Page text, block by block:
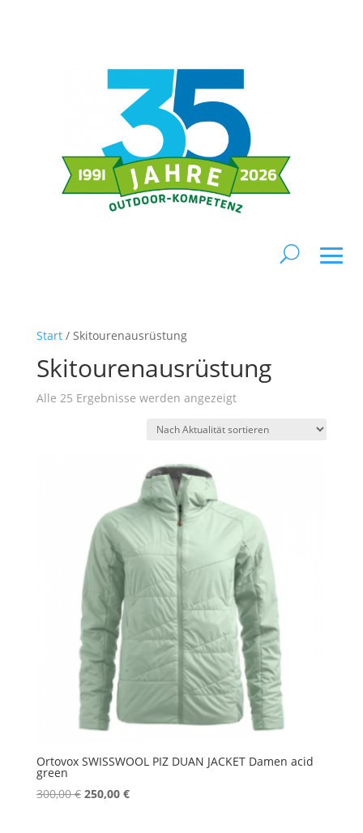
Start/ Skitourenausrüstung
Skitourenausrüstung
Alle 25 Ergebnisse werden angezeigtNach
sortiert
Ortovox SWISSWOOL PIZ DUAN JACKET Damen acid
green
300,00€ Ursprünglicher
250,00 €Aktueller